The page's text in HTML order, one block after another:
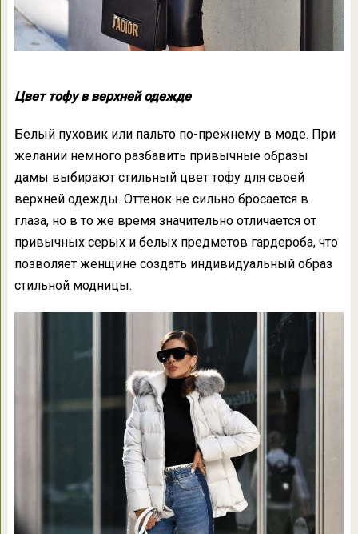
Цвет тофу в верхней одежде
Белый пуховик или пальто по-прежнему в моде. При
желании немного разбавить привычные образы
дамы выбирают стильный цвет тофу для своей
верхней одежды. Оттенок не сильно бросается в
глаза, но в то же время значительно отличается от
привычных серых и белых предметов гардероба, что
позволяет женщине создать индивидуальный образ
стильной модницы.